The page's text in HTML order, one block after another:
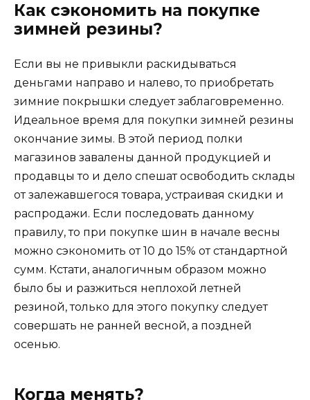
Как сэкономить на покупке
зимней резины?
Если вы не привыкли раскидываться
деньгами направо и налево, то приобретать
зимние покрышки следует заблаговременно.
Идеальное время для покупки зимней резины
окончание зимы. В этой период полки
магазинов завалены данной продукцией и
продавцы то и дело спешат освободить склады
от залежавшегося товара, устраивая скидки и
распродажи. Если последовать данному
правилу, то при покупке шин в начале весны
можно сэкономить от 10 до 15% от стандартной
сумм. Кстати, аналогичным образом можно
было бы и разжиться неплохой летней
резиной, только для этого покупку следует
совершать не ранней весной, а поздней
осенью.
Когда менять?